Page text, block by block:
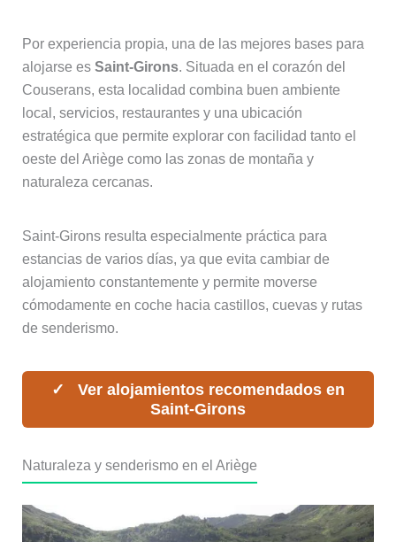
Por experiencia propia, una de las mejores bases para
alojarse es Saint-Girons. Situada en el corazón del
Couserans, esta localidad combina buen ambiente
local, servicios, restaurantes y una ubicación
estratégica que permite explorar con facilidad tanto el
oeste del Ariège como las zonas de montaña y
naturaleza cercanas.
Saint-Girons resulta especialmente práctica para
estancias de varios días, ya que evita cambiar de
alojamiento constantemente y permite moverse
cómodamente en coche hacia castillos, cuevas y rutas
de senderismo.
Ver alojamientos recomendados en
Saint‑Girons
Naturaleza y senderismo en el Ariège